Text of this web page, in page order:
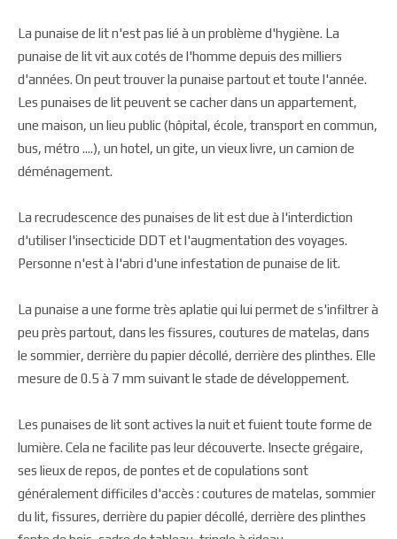
La punaise de lit n'est pas lié à un problème d'hygiène. La
punaise de lit vit aux cotés de l'homme depuis des milliers
d'années. On peut trouver la punaise partout et toute l'année.
Les punaises de lit peuvent se cacher dans un appartement,
une maison, un lieu public (hôpital, école, transport en commun,
bus, métro ....), un hotel, un gite, un vieux livre, un camion de
déménagement.
La recrudescence des punaises de lit est due à l'interdiction
d'utiliser l'insecticide DDT et l'augmentation des voyages.
Personne n'est à l'abri d'une infestation de punaise de lit.
La punaise a une forme très aplatie qui lui permet de s'infiltrer à
peu près partout, dans les fissures, coutures de matelas, dans
le sommier, derrière du papier décollé, derrière des plinthes. Elle
mesure de 0.5 à 7 mm suivant le stade de développement.
Les punaises de lit sont actives la nuit et fuient toute forme de
lumière. Cela ne facilite pas leur découverte. Insecte grégaire,
ses lieux de repos, de pontes et de copulations sont
généralement difficiles d'accès : coutures de matelas, sommier
du lit, fissures, derrière du papier décollé, derrière des plinthes